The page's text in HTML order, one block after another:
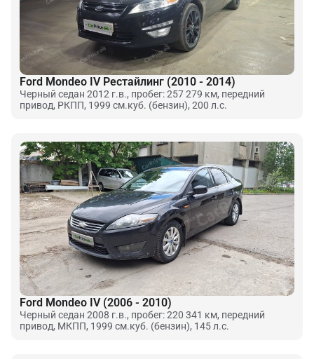
Ford Mondeo IV Рестайлинг (2010 - 2014)
Черный седан 2012 г.в., пробег: 257 279 км, передний
привод, РКПП, 1999 см.куб. (бензин), 200 л.с.
Ford Mondeo IV (2006 - 2010)
Черный седан 2008 г.в., пробег: 220 341 км, передний
привод, МКПП, 1999 см.куб. (бензин), 145 л.с.